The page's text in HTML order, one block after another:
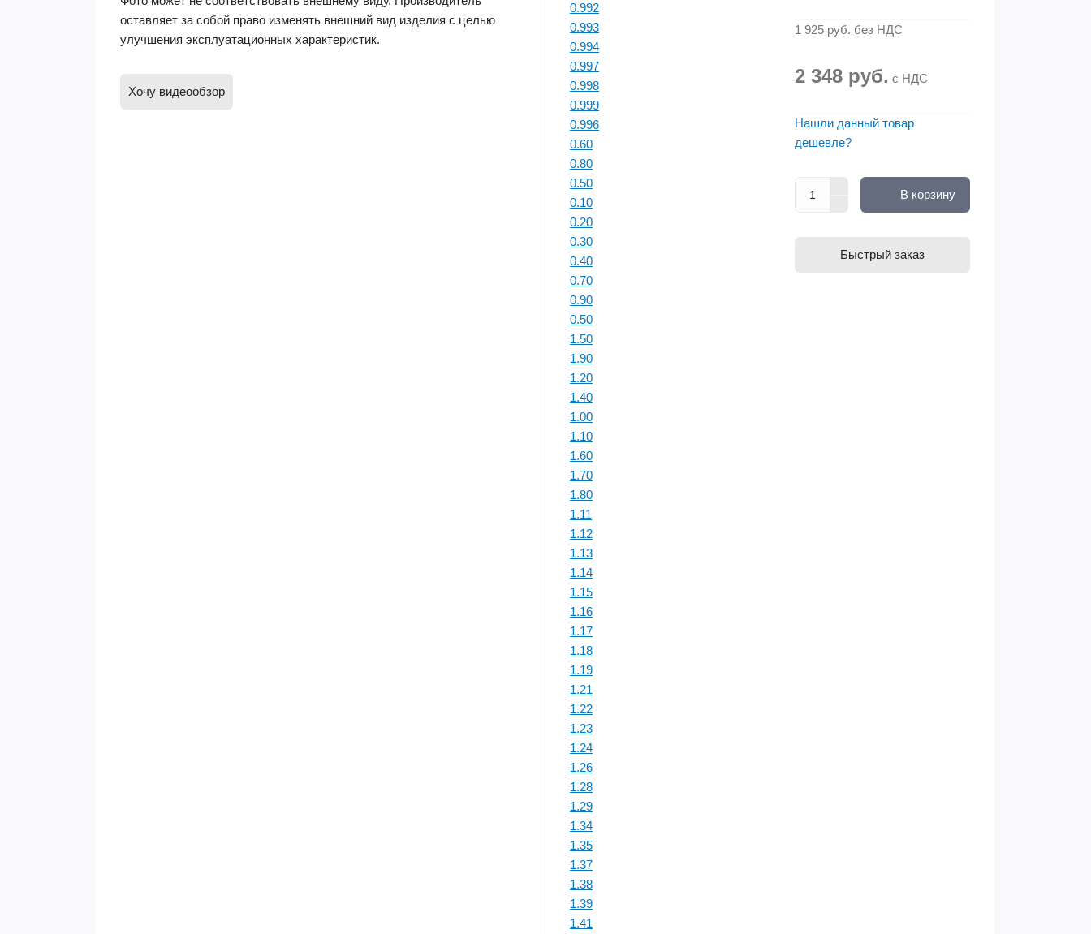
оставляет за собой право изменять внешний вид изделия с целью
улучшения эксплуатационных характеристик.
Хочу видеообзор
0.992
0.993
0.994
0.997
0.998
0.999
0.996
0.60
0.80
0.50
0.10
0.20
0.30
0.40
0.70
0.90
0.50
1.50
1.90
1.20
1.40
1.00
1.10
1.60
1.70
1.80
1.11
1.12
1.13
1.14
1.15
1.16
1.17
1.18
1.19
1.21
1.22
1.23
1.24
1.26
1.28
1.29
1.34
1.35
1.37
1.38
1.39
1.41
1 925 руб. без НДС
2 348 руб. с НДС
Нашли данный товар
дешевле?
В корзину
Быстрый заказ